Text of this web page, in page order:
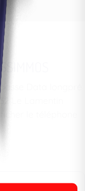
Data longpré
Le Lamentin
le téléphone